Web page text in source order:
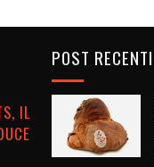
IL
POST RECENTI